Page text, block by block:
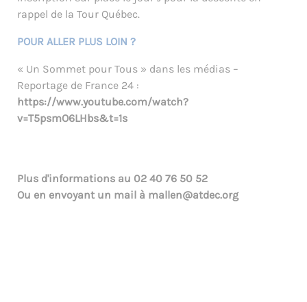
rappel de la Tour Québec.
POUR ALLER PLUS LOIN ?
« Un Sommet pour Tous » dans les médias –
Reportage de France 24 :
https://www.youtube.com/watch?
v=T5psmO6LHbs&t=1s
Plus d'informations au 02 40 76 50 52
Ou en envoyant un mail à mallen@atdec.org